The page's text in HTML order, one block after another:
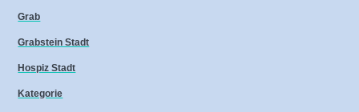
Grab
Grabstein Stadt
Hospiz Stadt
Kategorie